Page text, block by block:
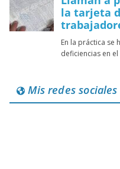
Mis redes sociales